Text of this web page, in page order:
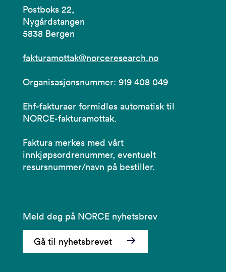
Postboks 22,
Nygårdstangen
5838 Bergen
fakturamottak@norceresearch.no
Organisasjonsnummer: 919 408 049
Ehf-fakturaer formidles automatisk til
NORCE-fakturamottak.
Faktura merkes med vårt
innkjøpsordrenummer, eventuelt
resursnummer/navn på bestiller.
Meld deg på NORCE nyhetsbrev
Gå til nyhetsbrevet